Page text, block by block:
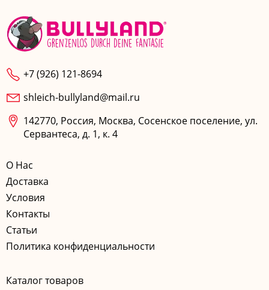
+7 (926) 121-8694
shleich-bullyland@mail.ru
142770, Россия, Москва, Сосенское поселение, ул.
Сервантеса, д. 1, к. 4
О Нас
Доставка
Условия
Контакты
Статьи
Политика конфиденциальности
Каталог товаров